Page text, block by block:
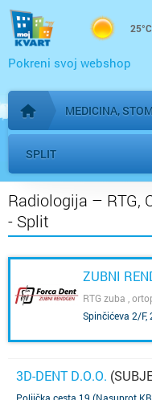
25°C
Pokreni svoj webshop
Početna stranica
MEDICINA,
SPLIT
Radiologija – RTG,
- Split
ZUBNI
RTG zuba ,
Spinčićeva 2/F,
3D-DENT D.O.O.